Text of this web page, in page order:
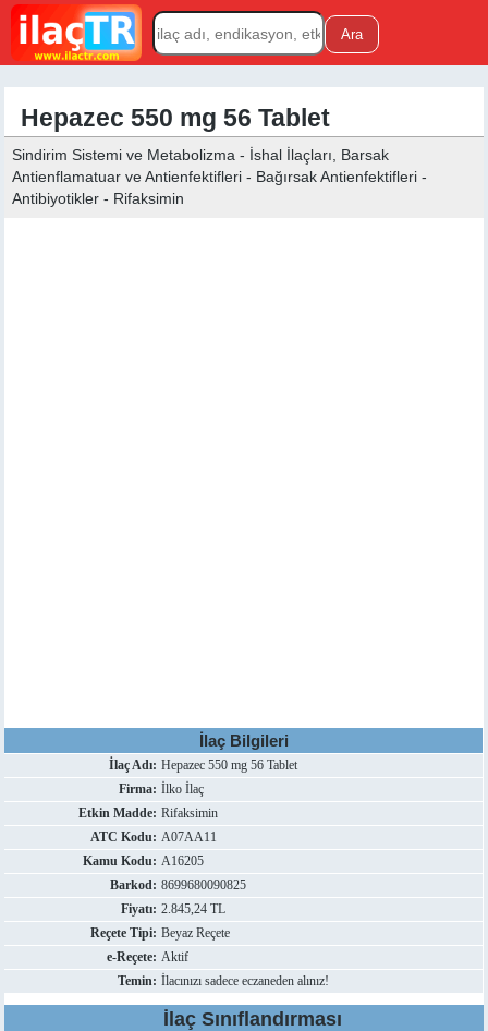
Hepazec 550 mg 56 Tablet
Sindirim Sistemi ve Metabolizma - İshal İlaçları, Barsak
Antienflamatuar ve Antienfektifleri - Bağırsak Antienfektifleri -
Antibiyotikler - Rifaksimin
İlaç Bilgileri
İlaç Adı: Hepazec 550 mg 56 Tablet
Firma: İlko İlaç
Etkin Madde: Rifaksimin
ATC Kodu: A07AA11
Kamu Kodu: A16205
Barkod: 8699680090825
Fiyatı: 2.845,24 TL
Reçete Tipi: Beyaz Reçete
e-Reçete: Aktif
Temin: İlacınızı sadece eczaneden alınız!
İlaç Sınıflandırması